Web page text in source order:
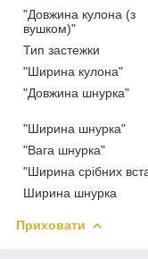
"Довжина кулона (з
вушком)"
Тип застежки
"Ширина кулона"
"Довжина шнурка"
"Ширина шнурка"
"Вага шнурка"
"Ширина срібних
Ширина шнурка
Приховати